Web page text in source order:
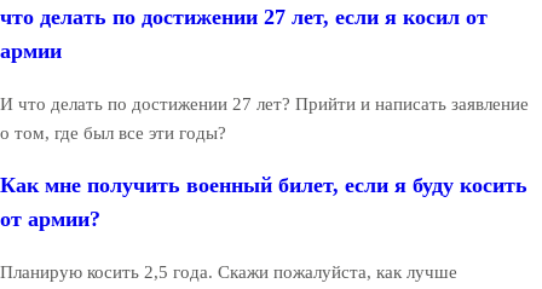
что делать по достижении 27 лет, если я косил от
армии
И что делать по достижении 27 лет? Прийти и написать заявление
о том, где был все эти годы?
Как мне получить военный билет, если я буду косить
от армии?
Планирую косить 2,5 года. Скажи пожалуйста, как лучше